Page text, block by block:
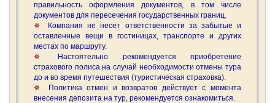
правильность оформления документов, в том числе
документов для пересечения государственных границ.
Компания не несет ответственности за забытые и
оставленные вещи в гостиницах, транспорте и других
местах по маршруту.
Настоятельно рекомендуется приобретение
страхового полиса на случай необходимости отмены тура
до и во время путешествия (туристическая страховка).
Политика отмен и возвратов действует с момента
внесения депозита на тур, рекомендуется ознакомиться.